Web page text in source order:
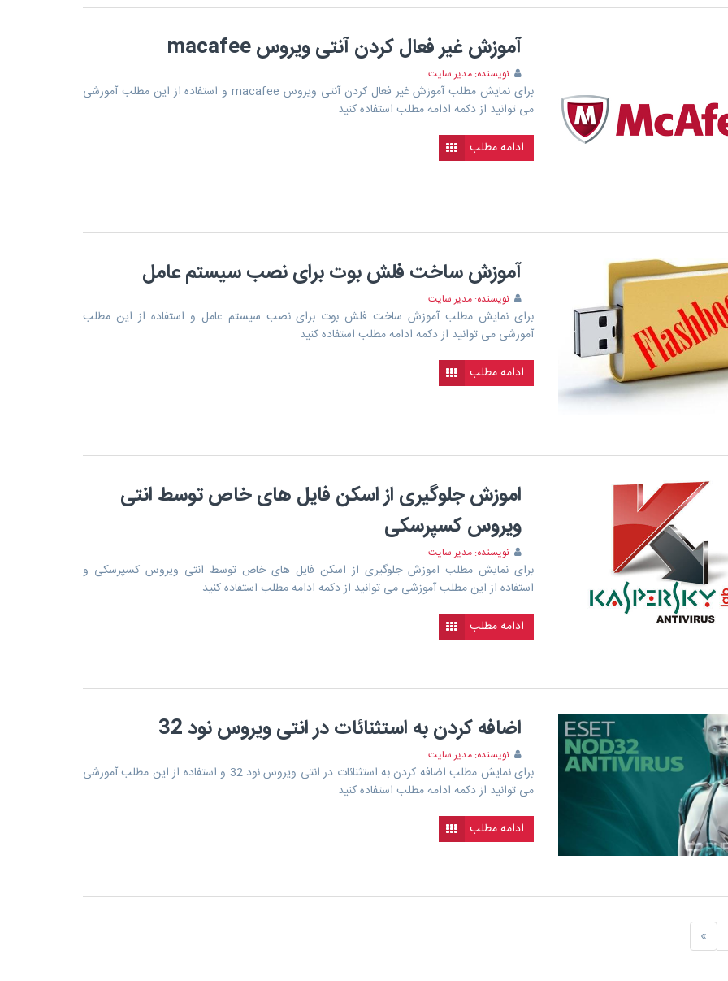
آموزش غیر فعال کردن آنتی ویروس macafee
نویسنده: مدیر سایت
برای نمایش مطلب آموزش غیر فعال کردن آنتی ویروس macafee و استفاده از این مطلب آموزشی
می توانید از دکمه ادامه مطلب استفاده کنید
ادامه مطلب
آموزش ساخت فلش بوت برای نصب سیستم عامل
نویسنده: مدیر سایت
برای نمایش مطلب آموزش ساخت فلش بوت برای نصب سیستم عامل و استفاده از این مطلب
آموزشی می توانید از دکمه ادامه مطلب استفاده کنید
ادامه مطلب
اموزش جلوگیری از اسکن فایل های خاص توسط انتی
ویروس کسپرسکی
نویسنده: مدیر سایت
برای نمایش مطلب اموزش جلوگیری از اسکن فایل های خاص توسط انتی ویروس کسپرسکی و
استفاده از این مطلب آموزشی می توانید از دکمه ادامه مطلب استفاده کنید
ادامه مطلب
اضافه کردن به استثنائات در انتی ویروس نود 32
نویسنده: مدیر سایت
برای نمایش مطلب اضافه کردن به استثنائات در انتی ویروس نود 32 و استفاده از این مطلب آموزشی
می توانید از دکمه ادامه مطلب استفاده کنید
ادامه مطلب
»